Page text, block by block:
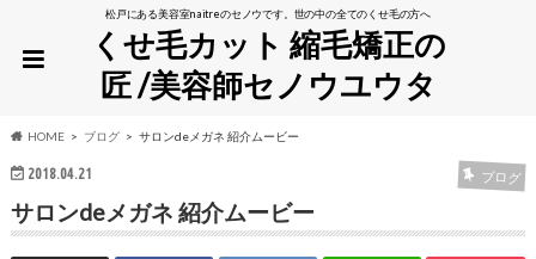
松戸にある美容室naitreのセノウです。世の中の全てのくせ毛の方へ
くせ毛カット 縮毛矯正の
匠 /美容師セノウユウタ
HOME ブログ サロンdeメガネ 紹介ムービー
2018.04.21 ブログ
サロンdeメガネ 紹介ムービー